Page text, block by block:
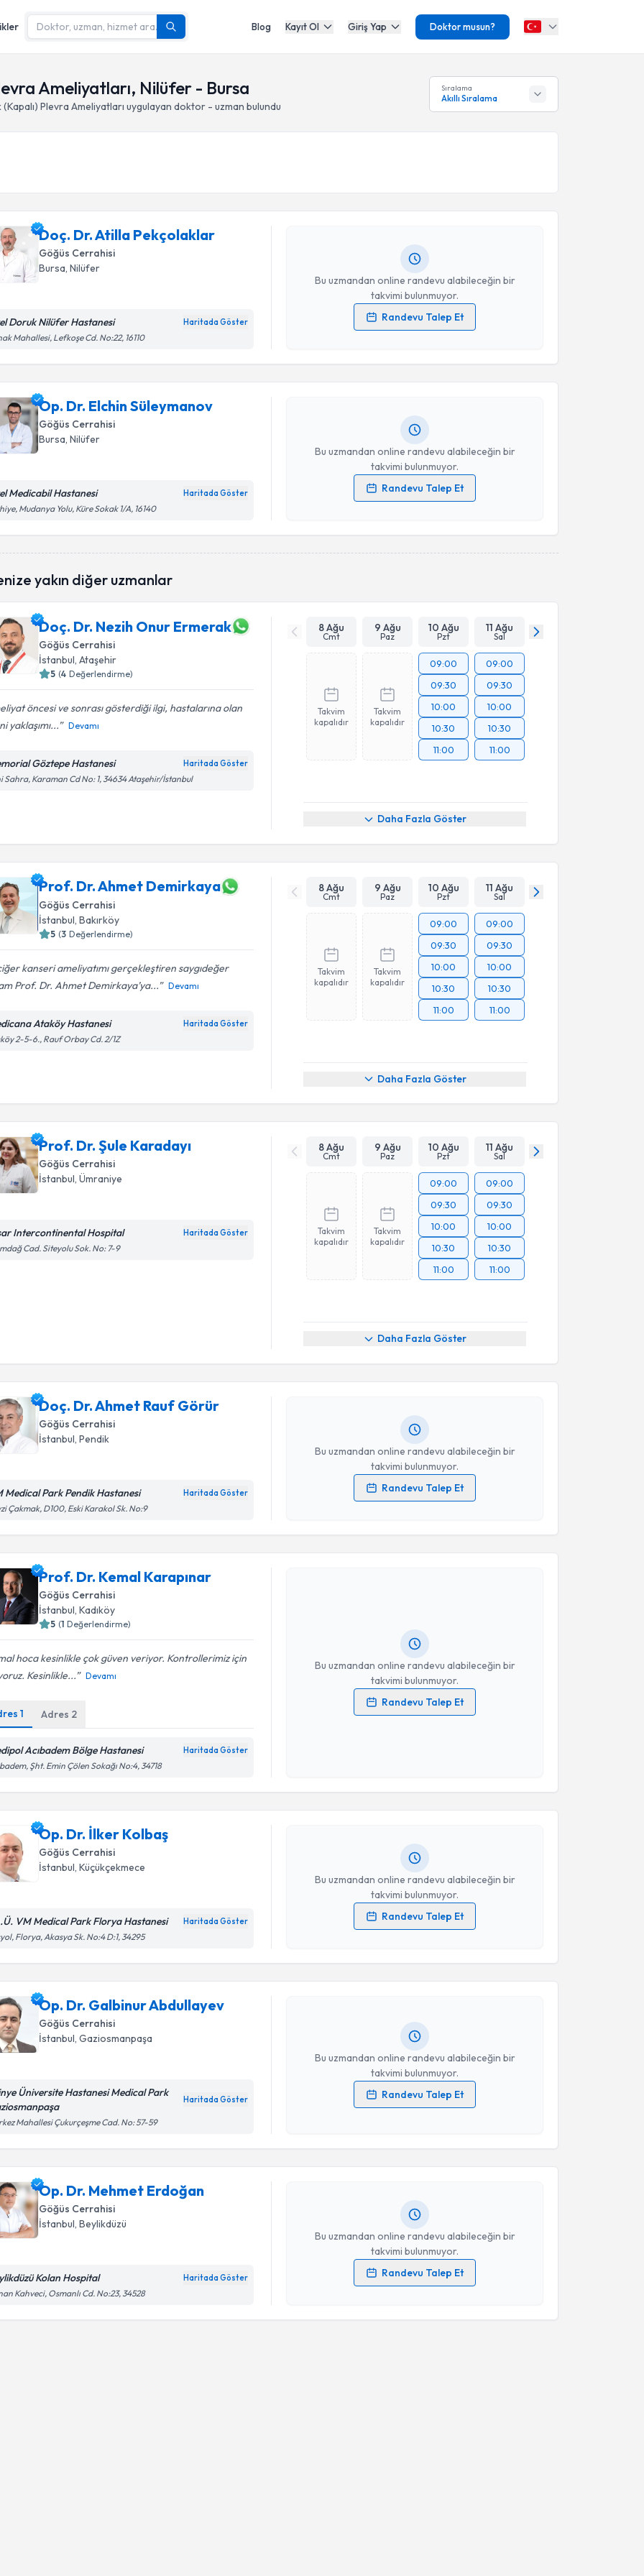
Blog Kayıt Ol Giriş Yap Doktor musun?
Ameliyatları, Nilüfer - Bursa
Plevra Ameliyatları uygulayan doktor - uzman bulundu
Sıralama
Akıllı Sıralama
Doç. Dr. Atilla Pekçolaklar
Göğüs Cerrahisi
Bursa, Nilüfer
Doruk Nilüfer Hastanesi Haritada Göster
Mahallesi, Lefkoşe Cd. No:22, 16110
Bu uzmandan online randevu alabileceğin bir
takvimi bulunmuyor.
Randevu Talep Et
Kişisel verilerimin işlenmesine ilişkinAydınlatma Metni
işlenmesini kabul ediyorum.
Op. Dr. Elchin Süleymanov
Göğüs Cerrahisi
Bursa, Nilüfer
Medicabil Hastanesi Haritada Göster
Mudanya Yolu, Küre Sokak 1/A, 16140
Bu uzmandan online randevu alabileceğin bir
takvimi bulunmuyor.
Randevu Talep Et
Randevu Takvimi Talebi
Kişisel verilerimin işlenmesine ilişkinAydınlatma Metni
işlenmesini kabul ediyorum.
yakın diğer uzmanlar
Doç. Dr. Nezih Onur Ermerak
Göğüs Cerrahisi
İstanbul, Ataşehir
5 (4 Değerlendirme)
öncesi ve sonrası gösterdiği ilgi, hastalarına olan
yaklaşımı...
Devamı
Göztepe Hastanesi Haritada Göster
Sahra, Karaman Cd No: 1, 34634 Ataşehir/İstanbul
8 Ağu
Cmt
9 Ağu
Paz
10 Ağu
Pzt
11 Ağu
Sal
Takvim
kapalıdır
Takvim
kapalıdır
09:00
09:30
10:00
10:30
11:00
09:00
09:30
10:00
10:30
11:00
Daha Fazla Göster
Prof. Dr. Ahmet Demirkaya
Göğüs Cerrahisi
İstanbul , Bakırköy
5 (3 Değerlendirme)
kanseri ameliyatımı gerçekleştiren saygıdeğer
Prof. Dr. Ahmet Demirkaya’ya...
Devamı
Ataköy Hastanesi Haritada Göster
2-5-6., Rauf Orbay Cd. 2/1Z
8 Ağu
Cmt
9 Ağu
Paz
10 Ağu
Pzt
11 Ağu
Sal
Takvim
kapalıdır
Takvim
kapalıdır
09:00
09:30
10:00
10:30
11:00
09:00
09:30
10:00
10:30
11:00
Daha Fazla Göster
Prof. Dr. Şule Karadayı
Göğüs Cerrahisi
İstanbul, Ümraniye
Intercontinental Hospital Haritada Göster
Cad. Siteyolu Sok. No: 7-9
8 Ağu
Cmt
9 Ağu
Paz
10 Ağu
Pzt
11 Ağu
Sal
Takvim
kapalıdır
Takvim
kapalıdır
09:00
09:30
10:00
10:30
11:00
09:00
09:30
10:00
10:30
11:00
Daha Fazla Göster
Doç. Dr. Ahmet Rauf Görür
Göğüs Cerrahisi
İstanbul , Pendik
Medical Park Pendik Hastanesi Haritada Göster
Çakmak, D100, Eski Karakol Sk. No:9
Bu uzmandan online randevu alabileceğin bir
takvimi bulunmuyor.
Randevu Talep Et
Randevu Takvimi Talebi
Kişisel verilerimin işlenmesine ilişkinAydınlatma Metni
Prof. Dr. Kemal Karapınar
Göğüs Cerrahisi
İstanbul , Kadıköy
5 (1 Değerlendirme)
hoca kesinlikle çok güven veriyor. Kontrollerimiz için
Kesinlikle...
Devamı
1 Adres 2
Acıbadem Bölge Hastanesi Haritada Göster
Şht. Emin Çölen Sokağı No:4, 34718
Bu uzmandan online randevu alabileceğin bir
takvimi bulunmuyor.
Randevu Talep Et
Kişisel verilerimin işlenmesine ilişkinAydınlatma Metni
Takvim Talebini Gönder
Op. Dr. İlker Kolbaş
Göğüs Cerrahisi
İstanbul , Küçükçekmece
VM Medical Park Florya Hastanesi Haritada Göster
Florya, Akasya Sk. No:4 D:1, 34295
Bu uzmandan online randevu alabileceğin bir
takvimi bulunmuyor.
Randevu Talep Et
Kişisel verilerimin işlenmesine ilişkinAydınlatma Metni
Op. Dr. Galbinur Abdullayev
Göğüs Cerrahisi
İstanbul , Gaziosmanpaşa
Üniversite Hastanesi Medical Park
Haritada Göster
Mahallesi Çukurçeşme Cad. No: 57-59
Bu uzmandan online randevu alabileceğin bir
takvimi bulunmuyor.
Randevu Talep Et
Randevu Takvimi Talebi
Op. Dr. Galbinur Abdullayeviçin randevu takvimi talebi
oluşturun. Size bu uzmandan randevu almanız için bir takvim
Kişisel verilerimin işlenmesine ilişkinAydınlatma Metni
Op. Dr. Mehmet Erdoğan
Göğüs Cerrahisi
İstanbul , Beylikdüzü
Kolan Hospital Haritada Göster
Kahveci, Osmanlı Cd. No:23, 34528
Bu uzmandan online randevu alabileceğin bir
takvimi bulunmuyor.
Randevu Talep Et
Randevu Takvimi Talebi
Kişisel verilerimin işlenmesine ilişkinAydınlatma Metni